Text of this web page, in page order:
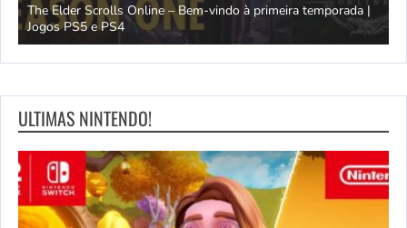
The Elder Scrolls Online – Bem-vindo à primeira temporada |
Jogos PS5 e PS4
ULTIMAS NINTENDO!